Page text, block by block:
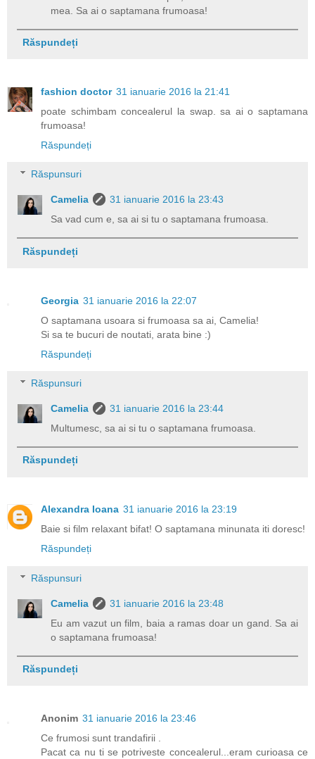
mea. Sa ai o saptamana frumoasa!
Răspundeți
fashion doctor 31 ianuarie 2016 la 21:41
poate schimbam concealerul la swap. sa ai o saptamana
frumoasa!
Răspundeți
Răspunsuri
Camelia
31 ianuarie 2016 la 23:43
Sa vad cum e, sa ai si tu o saptamana frumoasa.
Răspundeți
Georgia 31 ianuarie 2016 la 22:07
O saptamana usoara si frumoasa sa ai, Camelia!
Si sa te bucuri de noutati, arata bine :)
Răspundeți
Răspunsuri
Camelia
31 ianuarie 2016 la 23:44
Multumesc, sa ai si tu o saptamana frumoasa.
Răspundeți
Alexandra Ioana 31 ianuarie 2016 la 23:19
Baie si film relaxant bifat! O saptamana minunata iti doresc!
Răspundeți
Răspunsuri
Camelia
31 ianuarie 2016 la 23:48
Eu am vazut un film, baia a ramas doar un gand. Sa ai
o saptamana frumoasa!
Răspundeți
Anonim 31 ianuarie 2016 la 23:46
Ce frumosi sunt trandafirii .
Pacat ca nu ti se potriveste concealerul...eram curioasa ce